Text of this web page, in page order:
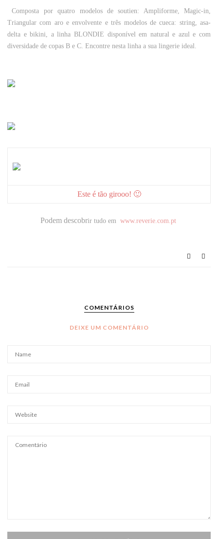
Composta por quatro modelos de soutien: Ampliforme, Magic-in,
Triangular com aro e envolvente e três modelos de cueca: string, asa-
delta e bikini, a linha BLONDIE disponível em natural e azul e com
diversidade de copas B e C Encontre nesta linha a sua lingerie ideal.
Este é tão girooo! 🙂
Podem descobrir tudo em www.reverie.com.pt
COMENTÁRIOS
DEIXE UM COMENTÁRIO